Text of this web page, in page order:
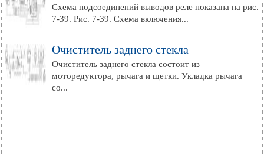
Схема подсоединений выводов реле показана на рис.
7-39. Рис. 7-39. Схема включения...
Очиститель заднего стекла
Очиститель заднего стекла состоит из
моторедуктора, рычага и щетки. Укладка рычага
со...